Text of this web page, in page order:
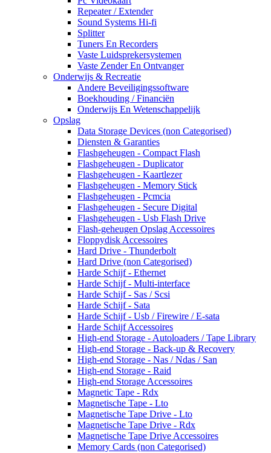
Repeater / Extender
Sound Systems Hi-fi
Splitter
Tuners En Recorders
Vaste Luidsprekersystemen
Vaste Zender En Ontvanger
Onderwijs & Recreatie
Andere Beveiligingssoftware
Boekhouding / Financiën
Onderwijs En Wetenschappelijk
Opslag
Data Storage Devices (non Categorised)
Diensten & Garanties
Flashgeheugen - Compact Flash
Flashgeheugen - Duplicator
Flashgeheugen - Kaartlezer
Flashgeheugen - Memory Stick
Flashgeheugen - Pcmcia
Flashgeheugen - Secure Digital
Flashgeheugen - Usb Flash Drive
Flash-geheugen Opslag Accessoires
Floppydisk Accessoires
Hard Drive - Thunderbolt
Hard Drive (non Categorised)
Harde Schijf - Ethernet
Harde Schijf - Multi-interface
Harde Schijf - Sas / Scsi
Harde Schijf - Sata
Harde Schijf - Usb / Firewire / E-sata
Harde Schijf Accessoires
High-end Storage - Autoloaders / Tape Library
High-end Storage - Back-up & Recovery
High-end Storage - Nas / Ndas / San
High-end Storage - Raid
High-end Storage Accessoires
Magnetic Tape - Rdx
Magnetische Tape - Lto
Magnetische Tape Drive - Lto
Magnetische Tape Drive - Rdx
Magnetische Tape Drive Accessoires
Memory Cards (non Categorised)